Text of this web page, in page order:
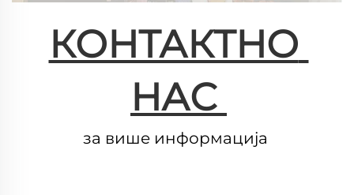
КОНТАКТНО
НАС
за више информација